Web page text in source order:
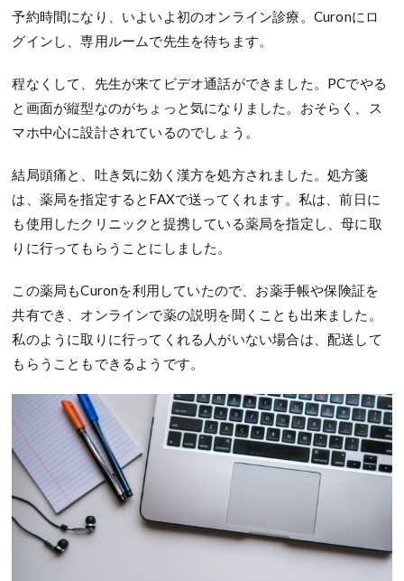
予約時間になり、いよいよ初のオンライン診療。Curonにロ
グインし、専用ルームで先生を待ちます。
程なくして、先生が来てビデオ通話ができました。PCでやる
と画面が縦型なのがちょっと気になりました。おそらく、ス
マホ中心に設計されているのでしょう。
結局頭痛と、吐き気に効く漢方を処方されました。処方箋
は、薬局を指定するとFAXで送ってくれます。私は、前日に
も使用したクリニックと提携している薬局を指定し、母に取
りに行ってもらうことにしました。
この薬局もCuronを利用していたので、お薬手帳や保険証を
共有でき、オンラインで薬の説明を聞くことも出来ました。
私のように取りに行ってくれる人がいない場合は、配送して
もらうこともできるようです。